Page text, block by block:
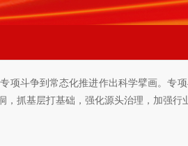
项斗争到常态化推进作出科学擘画。专
抓基层打基础，强化源头治理，加强行